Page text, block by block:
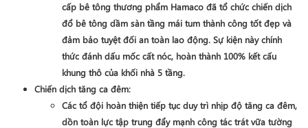
cấp bê tông thương phẩm Hamaco đã tổ chức chiến dịch
đổ bê tông dầm sàn tầng mái tum thành công tốt đẹp và
đảm bảo tuyệt đối an toàn lao động. Sự kiện này chính
thức đánh dấu mốc cất nóc, hoàn thành 100% kết cấu
khung thô của khối nhà 5 tầng.
Chiến dịch tăng ca đêm:
Các tổ đội hoàn thiện tiếp tục duy trì nhịp độ tăng ca đêm,
dồn toàn lực tập trung đẩy mạnh công tác trát vữa tường